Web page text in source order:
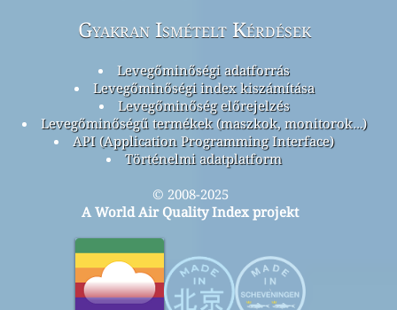
Gyakran Ismételt Kérdések
Levegőminőségi adatforrás
Levegőminőségi index kiszámítása
Levegőminőség előrejelzés
Levegőminőségű termékek (maszkok, monitorok…)
API (Application Programming Interface)
Történelmi adatplatform
© 2008-2025
A World Air Quality Index projekt